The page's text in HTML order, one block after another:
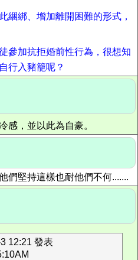
綑綁、增加離開困難的形式，
參加抗拒婚前性行為，很想知
行入豬籠呢？
感，並以此為自豪。
們堅持這樣也耐他們不何.......
12:21 發表